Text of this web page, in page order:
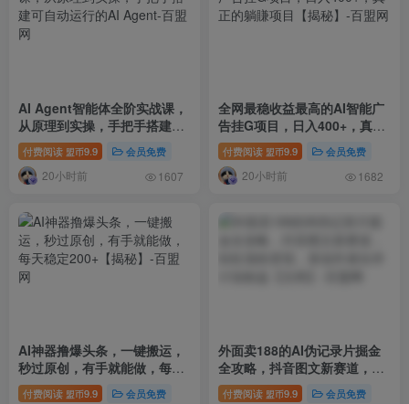
AI Agent智能体全阶实战课，
从原理到实操，手把手搭建可
自动运行的AI Agent
付费阅读 盟币9.9 会员免费
20小时前 1607
全网最稳收益最高的AI智能广
告挂G项目，日入400+，真正
的躺賺项目【揭秘】
付费阅读 盟币9.9 会员免费
20小时前 1682
AI神器撸爆头条，一键搬运，
秒过原创，有手就能做，每天
稳定200+【揭秘】
付费阅读 盟币9.9 会员免费
外面卖188的AI伪记录片掘金
全攻略，抖音图文新赛道，轻
松涨粉变现，拿创作者伙伴计
付费阅读 盟币9.9 会员免费